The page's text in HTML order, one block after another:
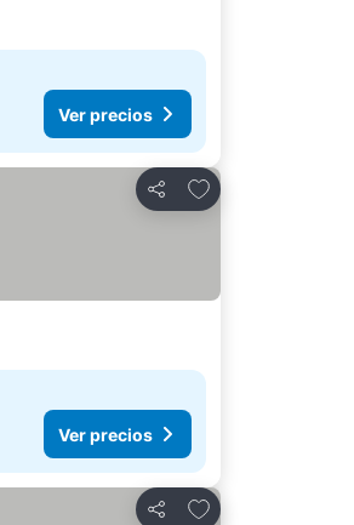
Ver precios
Compartir
Agregar a favoritos
Ver precios
Compartir
Agregar a favoritos